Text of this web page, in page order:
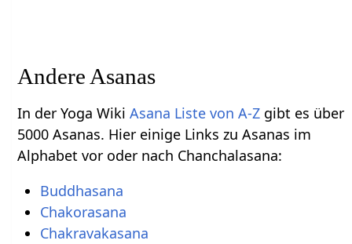
Andere Asanas
In der Yoga WikiAsana Liste von A-Z gibt es über
5000 Asanas. Hier einige Links zu Asanas im
Alphabet vor oder nach Chanchalasana:
Buddhasana
Chakorasana
Chakravakasana